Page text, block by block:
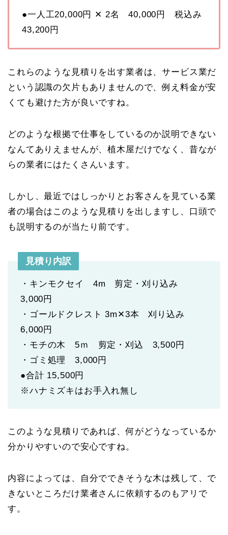
●一人工20,000円 ✕ 2名 40,000円 税込み
43,200円
これらのような見積りを出す業者は、サービス業だ
という認識の欠片もありませんので、例え料金が安
くても避けた方が良いですね。
どのような根拠で仕事をしているのか説明できない
なんてありえませんが、植木屋だけでなく、昔なが
らの業者にはたくさんいます。
しかし、最近ではしっかりとお客さんを見ている業
者の場合はこのような見積りを出しますし、口頭で
も説明するのが当たり前です。
見積り内訳
・キンモクセイ 4m 剪定・刈り込み
3,000円
・ゴールドクレスト 3m✕3本 刈り込み
6,000円
・モチの木 5ｍ 剪定・刈込 3,500円
・ゴミ処理 3,000円
●合計 15,500円
※ハナミズキはお手入れ無し
このような見積りであれば、何がどうなっているか
分かりやすいので安心ですね。
内容によっては、自分でできそうな木は残して、で
きないところだけ業者さんに依頼するのもアリで
す。